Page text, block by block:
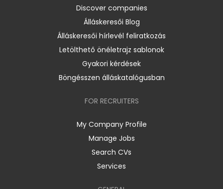
Discover companies
Álláskeresői Blog
Álláskeresői hírlevél feliratkozás
Letölthető önéletrajz sablonok
Gyakori kérdések
Böngésszen álláskatalógusban
FOR RECRUITERS
My Company Profile
Manage Jobs
Search CVs
Services